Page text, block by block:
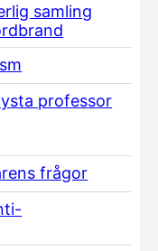
samling
professor
frågor